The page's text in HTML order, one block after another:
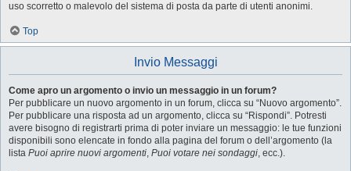
uso scorretto o malevolo del sistema di posta da parte di utenti anonimi.
Top
Invio Messaggi
Come apro un argomento o invio un messaggio in un forum?
Per pubblicare un nuovo argomento in un forum, clicca su “Nuovo argomento”.
Per pubblicare una risposta ad un argomento, clicca su “Rispondi”. Potresti
avere bisogno di registrarti prima di poter inviare un messaggio: le tue funzioni
disponibili sono elencate in fondo alla pagina del forum o dell’argomento (la
lista Puoi aprire nuovi argomenti, Puoi votare nei sondaggi, ecc.).